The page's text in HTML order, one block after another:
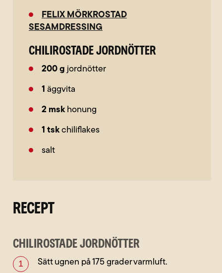
FELIX MÖRKROSTAD
SESAMDRESSING
Chilirostade jordnötter
200 g jordnötter
1 äggvita
2 msk honung
1 tsk chiliflakes
salt
RECEPT
CHILIROSTADE JORDNÖTTER
Sätt ugnen på 175 grader varmluft.